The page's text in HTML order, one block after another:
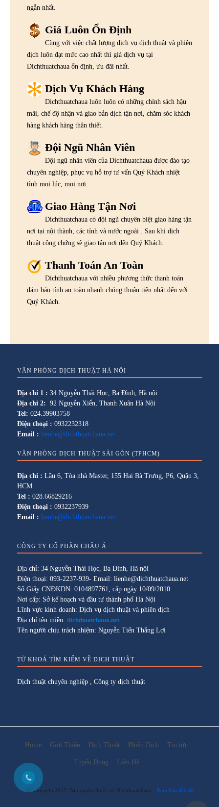
ngắn nhất.
Giá Luôn Ổn Định
Cùng với việc chất lượng dịch vụ dịch thuật và phiên
dịch luôn đạt mức cao nhất thì giá dịch vụ tại
Dichthuatchaua ổn định, ưu đãi nhất.
Dịch Vụ Khách Hàng
Dichthuatchaua luôn luôn có những chính sách hậu
mãi, chế độ nhận và giao bản dịch tận nơi, chăm sóc khách
hàng khách hàng thân thiết.
Đội Ngũ Nhân Viên
Đội ngũ nhân viên của Dichthuatchaua được đào tạo
chuyên nghiệp, phục vụ hỗ trợ tư vấn Quý Khách nhiệt
tình mọi lúc, mọi nơi.
Giao Hàng Tận Nơi
Dichthuatchaua có đội ngũ chuyên biệt giao hàng tận
nơi tại nội thành, các tỉnh và nước ngoài . Sau khi dịch
thuật công chứng sẽ giao tận nơi đến Quý Khách.
Thanh Toán An Toàn
Dichthuatchaua với nhiều phương thức thanh toán
đảm bảo tính an toàn nhanh chóng thuận tiện nhất đến với
Quý Khách.
VĂN PHÒNG DỊCH THUẬT HÀ NỘI
Địa chỉ 1 : 34 Nguyễn Thái Học, Ba Đình, Hà nội
Địa chỉ 2: 92 Nguyễn Xiển, Thanh Xuân Hà Nội
Tel: 024.39903758
Điện thoại : 0932232318
Email : lienhe@dichthuatchaua.net
VĂN PHÒNG DỊCH THUẬT SÀI GÒN (TPHCM)
Địa chỉ : Lầu 6, Tòa nhà Master, 155 Hai Bà Trưng, P6, Quận 3,
HCM
Tel : 028.66829216
Điện thoại : 0932237939
Email : lienhe@dichthuatchaua.net
CÔNG TY CỔ PHẦN CHÂU Á
Địa chỉ: 34 Nguyễn Thái Học, Ba Đình, Hà nội
Điện thoại: 093-2237-939- Email: lienhe@dichthuatchaua.net
Số Giấy CNĐKDN: 0104897761, cấp ngày 10/09/2010
Nơi cấp: Sở kế hoạch và đầu tư thành phố Hà Nội
Lĩnh vực kinh doanh: Dịch vụ dịch thuật và phiên dịch
Địa chỉ tên miền: dichthuatchaua.net
Tên người chịu trách nhiệm: Nguyễn Tiến Thắng Lợi
TỪ KHOÁ TÌM KIẾM VỀ DỊCH THUẬT
Dịch thuật chuyên nghiệp Công ty dịch thuật
Home Giới Thiệu Dịch Thuật Phiên Dịch Tin tức
Tuyển Dụng Liên Hệ
@Copyright 2012. Bản quyền thuộc về Dichthuatchaua Xem bản đầy đủ